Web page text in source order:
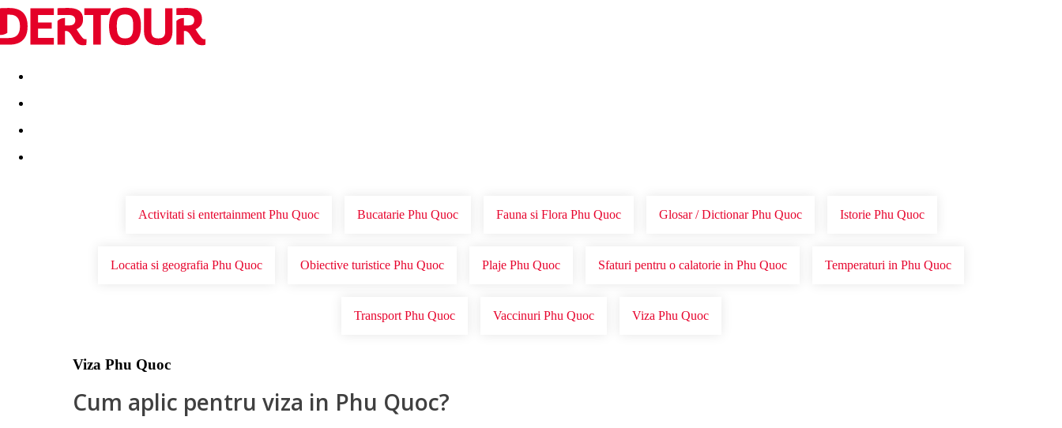
Destinatii Vacanta perfecta OFERTE DE NERATAT
Activitati si entertainment Phu Quoc Bucatarie Phu Quoc Fauna si Flora Phu Quoc Glosar / Dictionar Phu Quoc Istorie Phu Quoc
Locatia si geografia Phu Quoc Obiective turistice Phu Quoc Plaje Phu Quoc Sfaturi pentru o calatorie in Phu Quoc Temperaturi in Phu Quoc
Transport Phu Quoc Vaccinuri Phu Quoc Viza Phu Quoc
Viza Phu Quoc
Cum aplic pentru viza in Phu Quoc?